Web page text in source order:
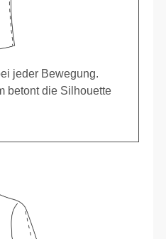
jeder Bewegung.
betont die Silhouette